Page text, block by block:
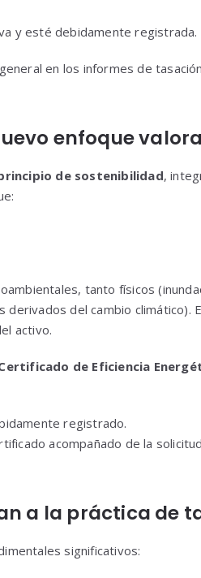
y esté debidamente registrada.
en los informes de
enfoque
de sostenibilidad,
tanto físicos
del cambio climático).
activo.
de Eficiencia
registrado.
acompañado de la
a la práctica de
significativos: